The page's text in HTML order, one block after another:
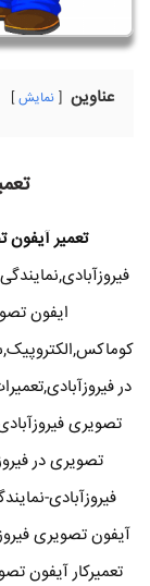
عناوین نمایش
تعمیر آیفون
ایفون
در
تصویری
تصویری در
فیروزآبادی-
آیفون تصویری
تعمیرکار آیفون